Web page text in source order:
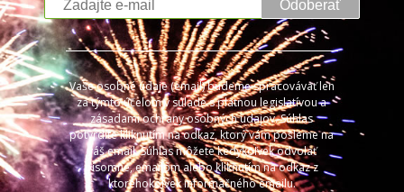
Odoberať
Vaše osobné údaje (email) budeme spracovávať len
za týmto účelom v súlade s platnou legislatívou a
zásadami ochrany osobných údajov. Súhlas
potvrdíte kliknutím na odkaz, ktorý vám pošleme na
váš email. Súhlas môžete kedykoľvek odvolať
písomne, emailom alebo kliknutím na odkaz z
ktoréhokoľvek informačného emailu.